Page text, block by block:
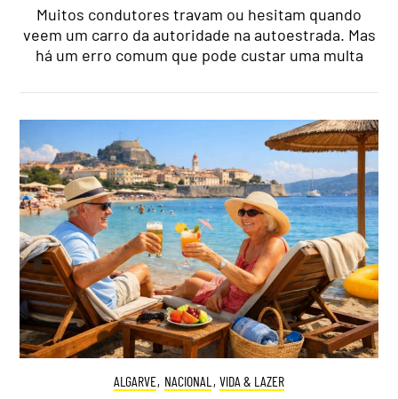
Muitos condutores travam ou hesitam quando
veem um carro da autoridade na autoestrada. Mas
há um erro comum que pode custar uma multa
ALGARVE, NACIONAL , VIDA & LAZER